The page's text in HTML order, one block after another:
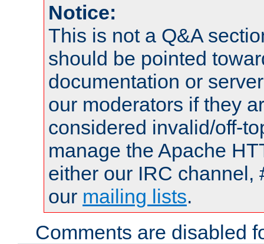
Notice:
This is not a Q&A
should be pointed
documentation or
our moderators if they
considered invalid/off-
manage the Apache
either our IRC channel,
our mailing lists.
Comments are disabled